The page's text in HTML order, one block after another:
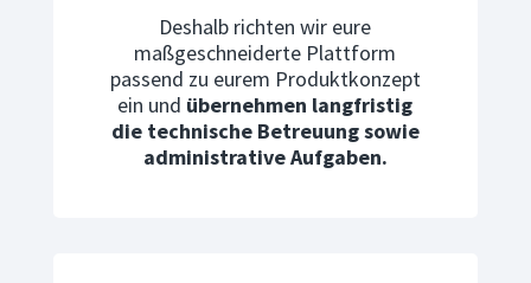
Deshalb richten wir eure
maßgeschneiderte Plattform
passend zu eurem Produktkonzept
ein und übernehmen langfristig
die technische Betreuung sowie
administrative Aufgaben.